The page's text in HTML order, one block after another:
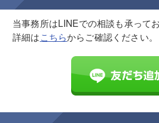
当事務所はLINEでの相談も承ってお
詳細はこちらからご確認ください。